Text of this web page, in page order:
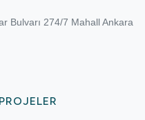
Bulvarı 274/7 Mahall Ankara
PROJELER